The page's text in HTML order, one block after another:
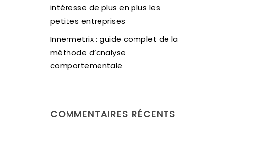
intéresse de plus en plus les
petites entreprises
Innermetrix : guide complet de la
méthode d’analyse
comportementale
COMMENTAIRES RÉCENTS